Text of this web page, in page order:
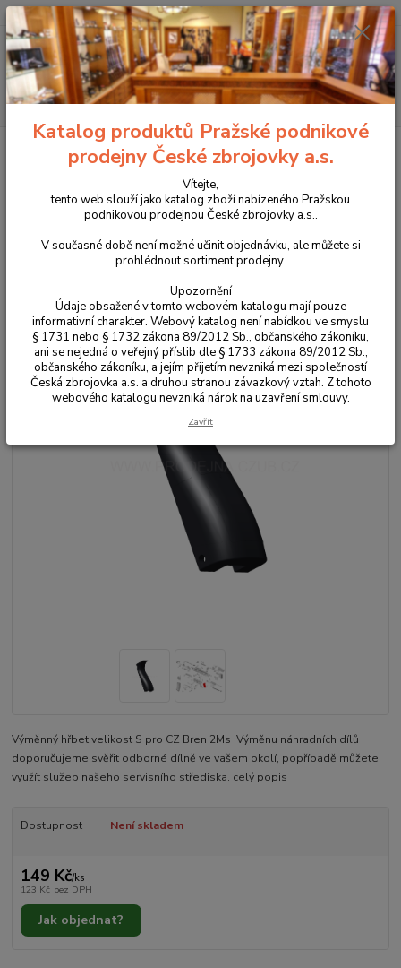
Menu
Hledat
+420 225 375 800
Příslušenství, doplňky a náhradní díly
Pro samonabíjecí pušky a
Náhradní díly CZ Bren 2 MS
Výměnný hřbet velikost S pro
Výměnný hřbet velikost S pro CZ
Bren 2Ms díl č.: 65
Výměnný hřbet velikost S pro CZ Bren 2Ms Výměnu náhradních dílů
doporučujeme svěřit odborné dílně ve vašem okolí, popřípadě můžete
využít služeb našeho servisního střediska. celý popis
Dostupnost Není skladem
149 Kč/ks
123 Kč bez DPH
Jak objednat?
Katalog produktů Pražské podnikové
prodejny České zbrojovky a.s.
Vítejte,
tento web slouží jako katalog zboží nabízeného Pražskou
podnikovou prodejnou České zbrojovky a.s..
V současné době není možné učinit objednávku, ale můžete si
prohlédnout sortiment prodejny.
Upozornění
Údaje obsažené v tomto webovém katalogu mají pouze
informativní charakter. Webový katalog není nabídkou ve smyslu
§ 1731 nebo § 1732 zákona 89/2012 Sb., občanského zákoníku,
ani se nejedná o veřejný příslib dle § 1733 zákona 89/2012 Sb.,
občanského zákoníku, a jejím přijetím nevzniká mezi společností
Česká zbrojovka a.s. a druhou stranou závazkový vztah. Z tohoto
webového katalogu nevzniká nárok na uzavření smlouvy.
Zavřít